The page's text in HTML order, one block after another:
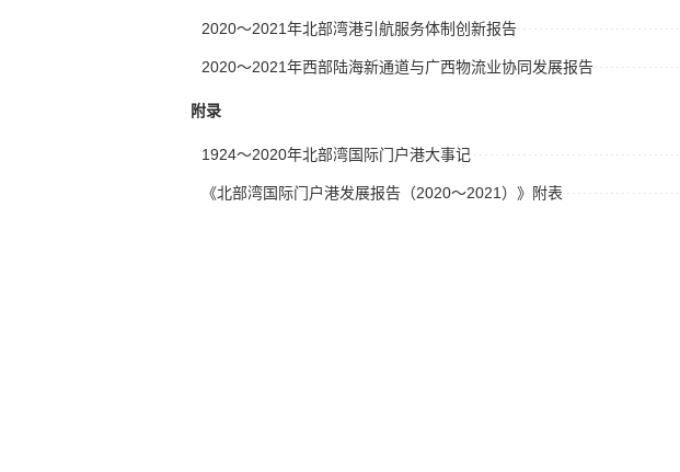
2020～2021年北部湾港引航服务体制创新报告
2020～2021年西部陆海新通道与广西物流业协同发展报告
附录
1924～2020年北部湾国际门户港大事记
《北部湾国际门户港发展报告（2020～2021）》附表